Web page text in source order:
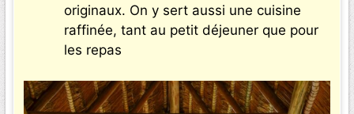
originaux. On y sert aussi une cuisine
raffinée, tant au petit déjeuner que pour
les repas